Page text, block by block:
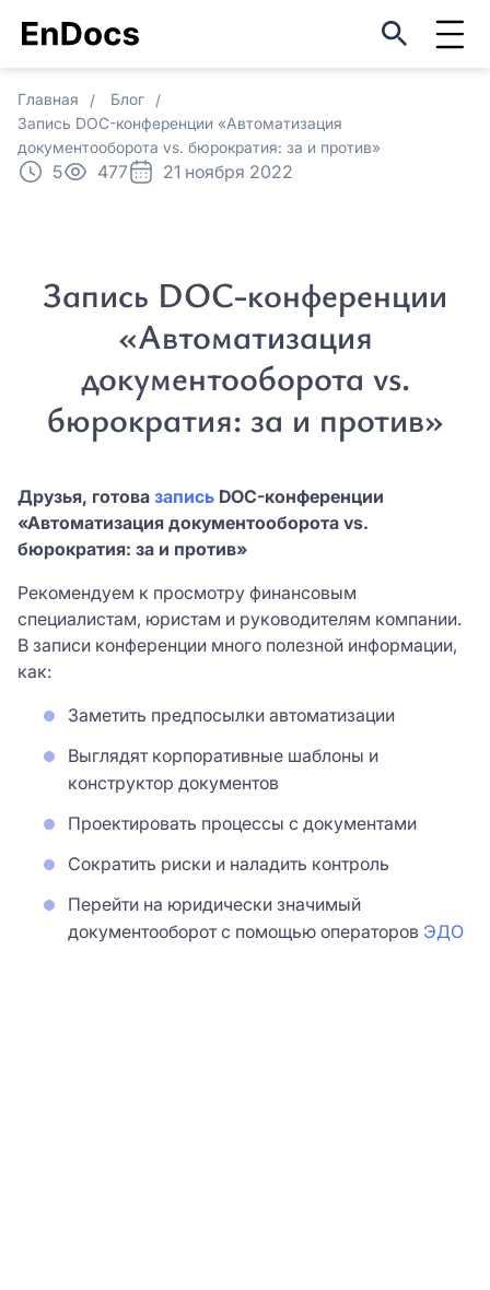
Главная
Блог
Запись DOC-конференции «Автоматизация
документооборота vs. бюрократия: за и против»
5 477 21 ноября 2022
Запись DOC-конференции
«Автоматизация
документооборота vs.
бюрократия: за и против»
Друзья, готова запись DOC-конференции
«Автоматизация документооборота vs.
бюрократия: за и против»
Рекомендуем к просмотру финансовым
специалистам, юристам и руководителям компании.
В записи конференции много полезной информации,
как:
Заметить предпосылки автоматизации
Выглядят корпоративные шаблоны и
конструктор документов
Проектировать процессы с документами
Сократить риски и наладить контроль
Перейти на юридически значимый
документооборот с помощью операторов ЭДО
Оставить заявку
Мы свяжемся с вами в ближайшее
Причина интереса *
Причина интереса *
Нажимая на кнопку «Оставить заявку», вы
ФИО*
Название организации*
Пароль *
Телефон *
Нажимая кнопку «Зарегистрироваться» Вы
даете своесогласиена обработку Ваших
персональных данных
ЗАРЕГИСТРИРОВАТЬСЯ
Оцените EnDocs в реальном
использовании
Причина интереса *
Причина интереса *
Email *
Я согласен сусловиями
Нажимая кнопку «Зарегистрироваться» Вы
даете свое
согласие на обработку Ваших
персональных данных